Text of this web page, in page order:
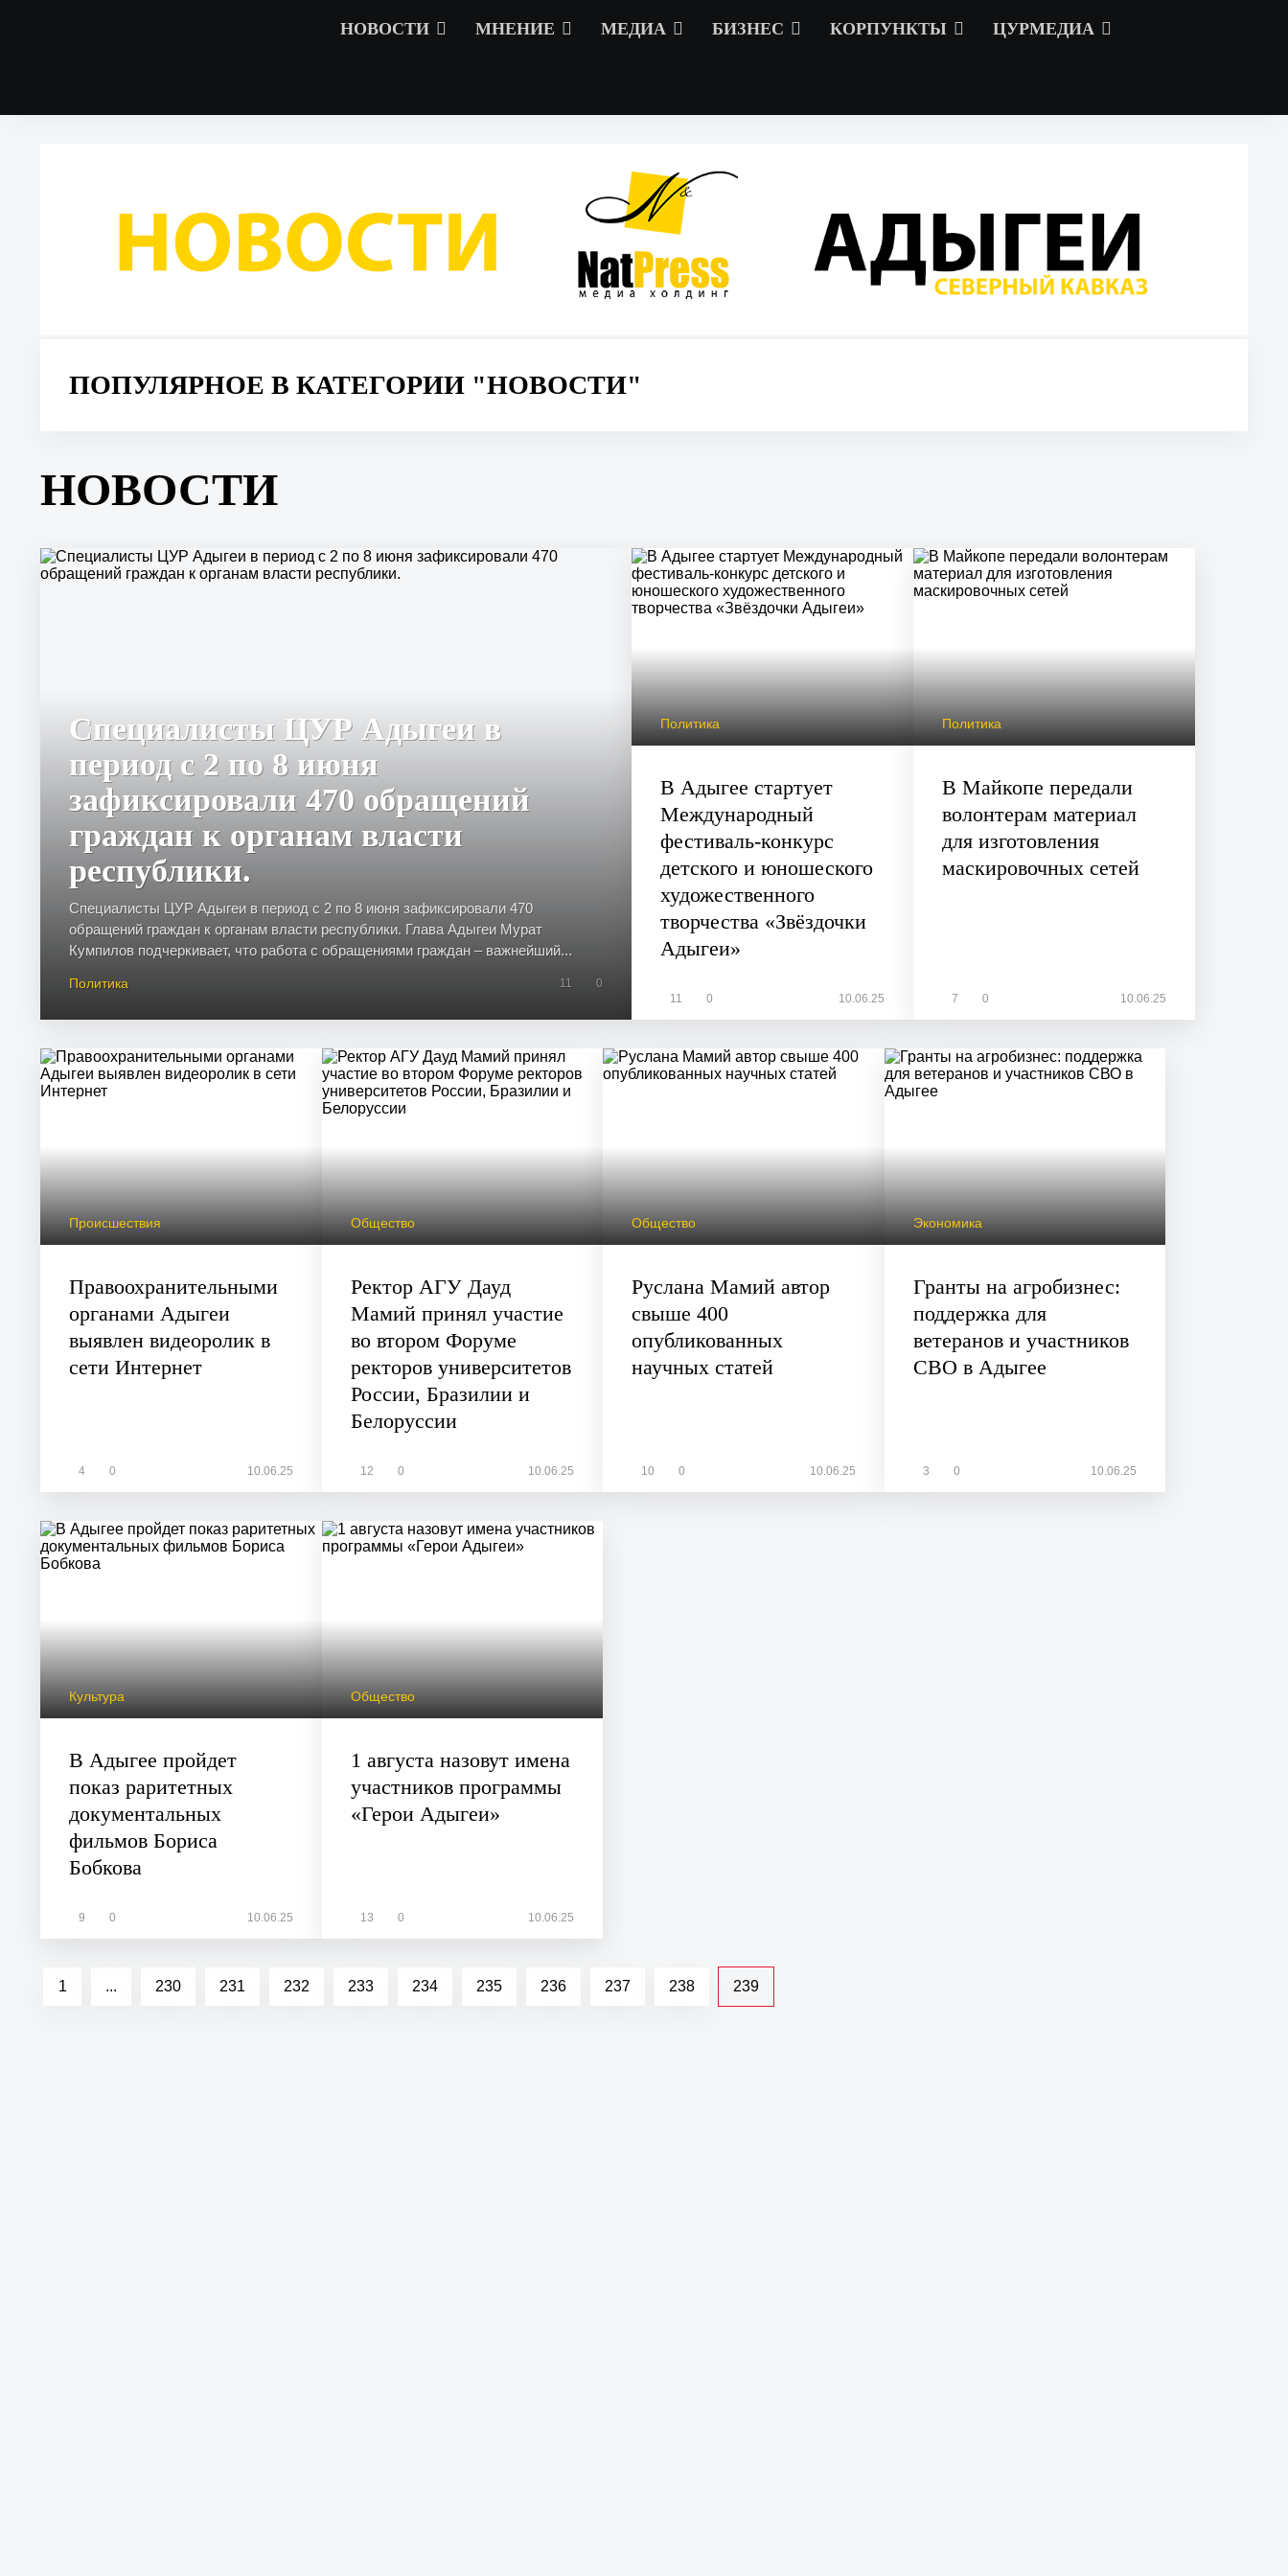
НОВОСТИ МНЕНИЕ МЕДИА БИЗНЕС КОРПУНКТЫ ЦУРМЕДИА
ПОПУЛЯРНОЕ В КАТЕГОРИИ "НОВОСТИ"
НОВОСТИ
Специалисты ЦУР Адыгеи в
период с 2 по 8 июня
зафиксировали 470 обращений
граждан к органам власти
республики.
Специалисты ЦУР Адыгеи в период с 2 по 8 июня зафиксировали 470
обращений граждан к органам власти республики. Глава Адыгеи Мурат
Кумпилов подчеркивает, что работа с обращениями граждан – важнейший...
Политика 11 0
Политика
В Адыгее стартует
Международный
фестиваль-конкурс
детского и юношеского
художественного
творчества «Звёздочки
Адыгеи»
11 0 10.06.25
Политика
В Майкопе передали
волонтерам материал
для изготовления
маскировочных сетей
7 0 10.06.25
Происшествия
Правоохранительными
органами Адыгеи
выявлен видеоролик в
сети Интернет
4 0 10.06.25
Общество
Ректор АГУ Дауд
Мамий принял участие
во втором Форуме
ректоров университетов
России, Бразилии и
Белоруссии
12 0 10.06.25
Общество
Руслана Мамий автор
свыше 400
опубликованных
научных статей
10 0 10.06.25
Экономика
Гранты на агробизнес:
поддержка для
ветеранов и участников
СВО в Адыгее
3 0 10.06.25
Культура
В Адыгее пройдет
показ раритетных
документальных
фильмов Бориса
Бобкова
9 0 10.06.25
Общество
1 августа назовут имена
участников программы
«Герои Адыгеи»
13 0 10.06.25
1 ... 230 231 232 233 234 235 236 237 238 239